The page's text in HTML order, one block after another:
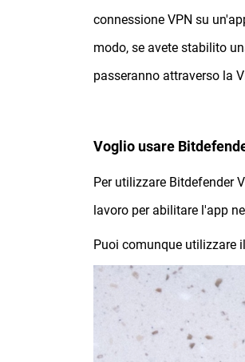
connessione VPN su
modo, se avete stabilito
passeranno attraverso la
Voglio usare
Per utilizzare Bitdefender
lavoro per abilitare l'app
Puoi comunque utilizzare